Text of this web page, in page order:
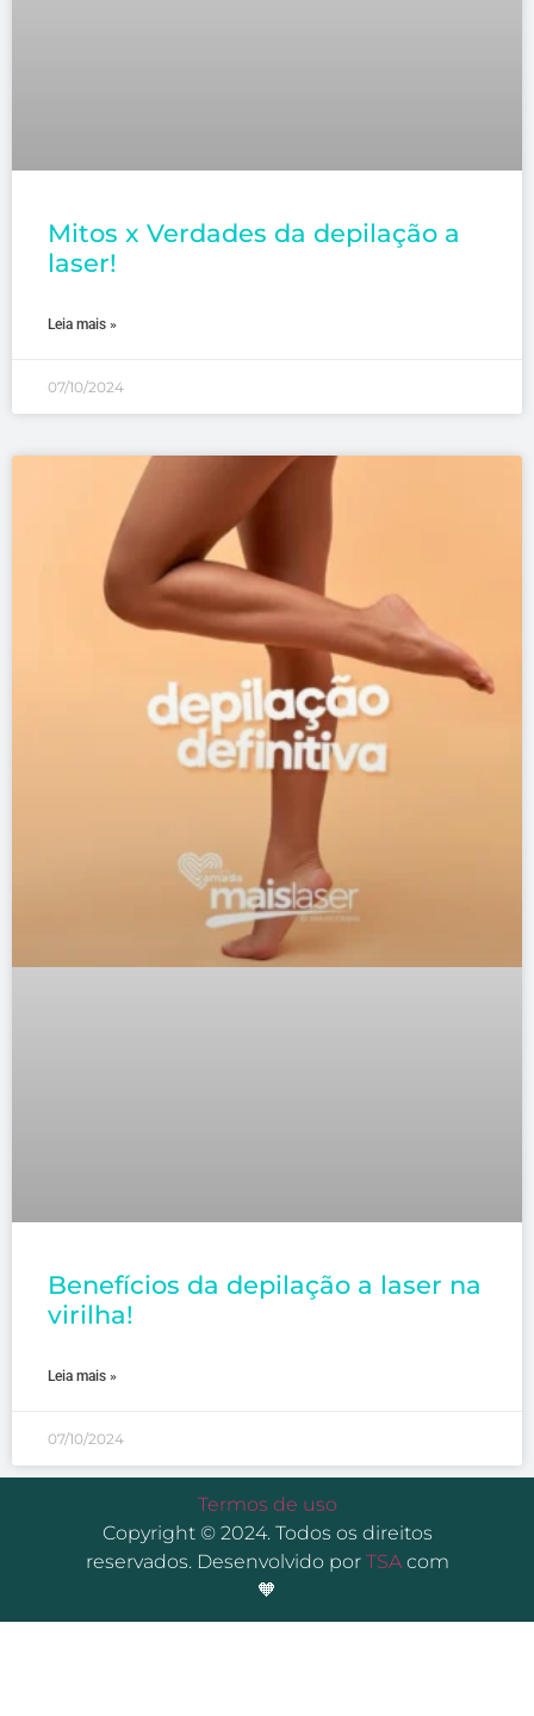
Mitos x Verdades da depilação a
laser!
Leia mais »
07/10/2024
Benefícios da depilação a laser na
virilha!
Leia mais »
07/10/2024
Termos de uso
Copyright © 2024. Todos os direitos
reservados. Desenvolvido por TSAcom
🧡